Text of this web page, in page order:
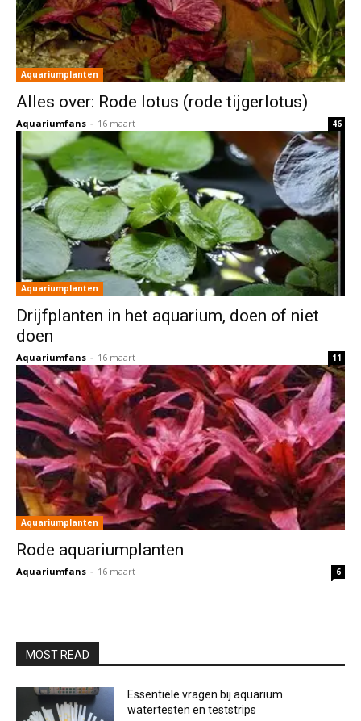
Aquariumplanten
Alles over: Rode lotus (rode tijgerlotus)
Aquariumfans - 16 maart 46
Aquariumplanten
Drijfplanten in het aquarium, doen of niet
doen
Aquariumfans - 16 maart 11
Aquariumplanten
Rode aquariumplanten
Aquariumfans - 16 maart 6
MOST READ
Essentiële vragen bij aquarium
watertesten en teststrips